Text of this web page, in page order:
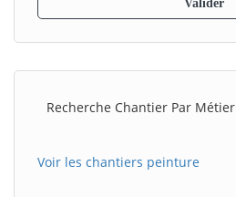
Recherche Chantier Par Métier
Voir les chantiers peinture